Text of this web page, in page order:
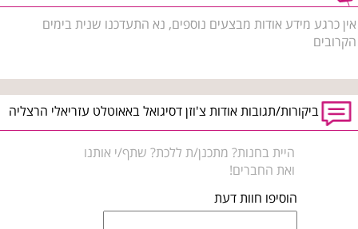
אין כרגע מידע אודות מבצעים נוספים, נא התעדכנו שנית בימים
הקרובים
ביקורות/תגובות אודות צ'וזן דסיגואל באאוטלט עזריאלי הרצליה
היית בחנות? מתכנן/ת ללכת? שתף/י אותנו
ואת החברים!
הוסיפו חוות דעת